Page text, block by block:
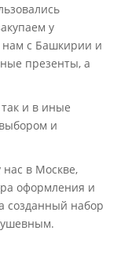
у
нам с Башкирии и
презенты, а
и в иные
и
нас в Москве,
оформления и
созданный набор